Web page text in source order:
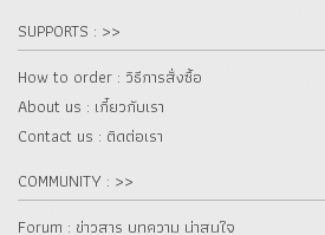
SUPPORTS : >>
How to order : วิธีการสั่งซื้อ
About us : เกี๋ยวกับเรา
Contact us : ติดต่อเรา
COMMUNITY : >>
Forum : ข่าวสาร บทความ น่าสนใจ